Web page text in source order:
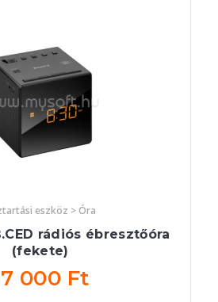
eszköz > Óra
rádiós ébresztőóra
(fekete)
000 Ft